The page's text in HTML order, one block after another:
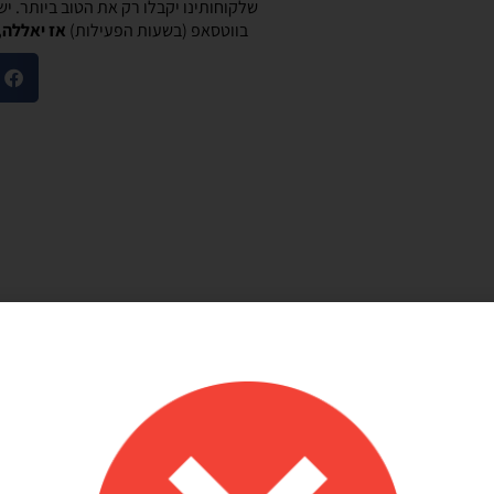
שלקוחותינו יקבלו רק את הטוב
בווטסאפ (בשעות הפעילות) אז
יפים, מבצעים
אפשרות נוחה
יפה זמין מפורט
בנעימות ובנכונות לעזור. יעילים בטירוף. ממליצה בחום